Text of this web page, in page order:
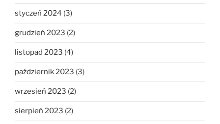
styczeń 2024 (3)
grudzień 2023 (2)
listopad 2023 (4)
październik 2023 (3)
wrzesień 2023 (2)
sierpień 2023 (2)